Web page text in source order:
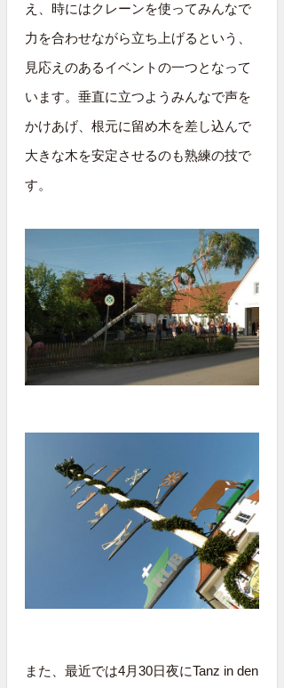
え、時にはクレーンを使ってみんなで
力を合わせながら立ち上げるという、
見応えのあるイベントの一つとなって
います。垂直に立つようみんなで声を
かけあげ、根元に留め木を差し込んで
大きな木を安定させるのも熟練の技で
す。
また、最近では4月30日夜にTanz in den